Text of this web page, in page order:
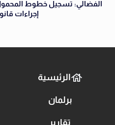
الفضالي: تسجيل خطوط المحمول
إجراءات
الرئيسية
برلمان
تقارير